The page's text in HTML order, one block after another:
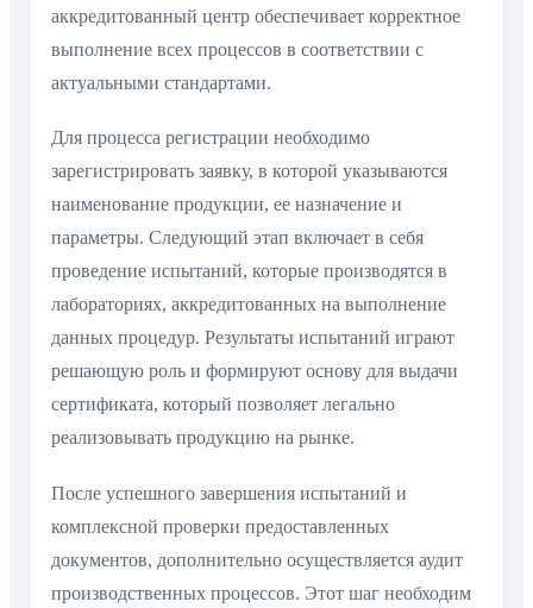
аккредитованный центр обеспечивает корректное
выполнение всех процессов в соответствии с
актуальными стандартами.
Для процесса регистрации необходимо
зарегистрировать заявку, в которой указываются
наименование продукции, ее назначение и
параметры. Следующий этап включает в себя
проведение испытаний, которые производятся в
лабораториях, аккредитованных на выполнение
данных процедур. Результаты испытаний играют
решающую роль и формируют основу для выдачи
сертификата, который позволяет легально
реализовывать продукцию на рынке.
После успешного завершения испытаний и
комплексной проверки предоставленных
документов, дополнительно осуществляется аудит
производственных процессов. Этот шаг необходим